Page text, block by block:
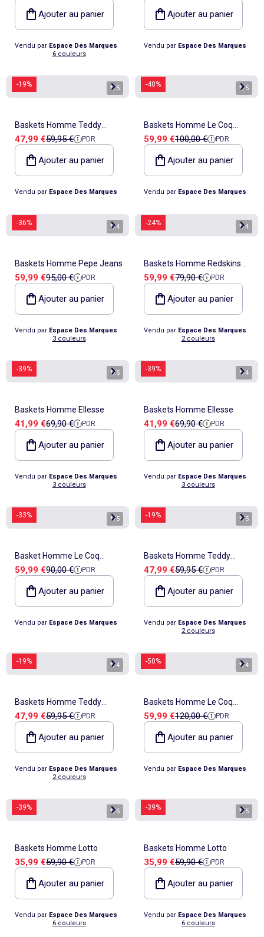
Ajouter au panier
Vendu par Espace Des Marques
6 couleurs
Ajouter au panier
Vendu par Espace Des Marques
-19% 1/5
Baskets Homme Teddy
Smith
Prix de vente
47,99 €Prix de référence
59,95 € PDR
Ajouter au panier
Vendu par Espace Des Marques
-40% 1/5
Baskets Homme Le Coq
Sportif
Prix de vente
59,99 €Prix de référence
100,00 € PDR
Ajouter au panier
Vendu par Espace Des Marques
-36% 1/4
Baskets Homme Pepe Jeans
Prix de vente
59,99 €Prix de référence
95,00 € PDR
Ajouter au panier
Vendu par Espace Des Marques
3 couleurs
-24% 1/4
Baskets Homme Redskins
Epuis
Prix de vente
59,99 €Prix de référence
79,90 € PDR
Ajouter au panier
Vendu par Espace Des Marques
2 couleurs
-39% 1/5
Baskets Homme Ellesse
Prix de vente
41,99 €Prix de référence
69,90 € PDR
Ajouter au panier
Vendu par Espace Des Marques
3 couleurs
-39% 1/4
Baskets Homme Ellesse
Prix de vente
41,99 €Prix de référence
69,90 € PDR
Ajouter au panier
Vendu par Espace Des Marques
3 couleurs
-33% 1/5
Basket Homme Le Coq
Sportif
Prix de vente
59,99 €Prix de référence
90,00 € PDR
Ajouter au panier
Vendu par Espace Des Marques
-19% 1/5
Baskets Homme Teddy
Smith
Prix de vente
47,99 €Prix de référence
59,95 € PDR
Ajouter au panier
Vendu par Espace Des Marques
2 couleurs
-19% 1/4
Baskets Homme Teddy
Smith
Prix de vente
47,99 €Prix de référence
59,95 € PDR
Ajouter au panier
Vendu par Espace Des Marques
2 couleurs
-50% 1/4
Baskets Homme Le Coq
Sportif
Prix de vente
59,99 €Prix de référence
120,00 € PDR
Ajouter au panier
Vendu par Espace Des Marques
-39% 1/5
Baskets Homme Lotto
Prix de vente
35,99 €Prix de référence
59,90 € PDR
Ajouter au panier
Vendu par Espace Des Marques
6 couleurs
-39% 1/5
Baskets Homme Lotto
Prix de vente
35,99 €Prix de référence
59,90 € PDR
Ajouter au panier
Vendu par Espace Des Marques
6 couleurs